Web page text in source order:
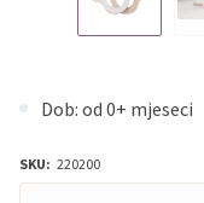
Dob: od 0+ mjeseci
SKU: 220200